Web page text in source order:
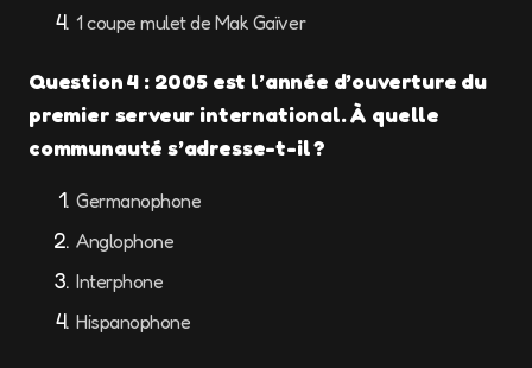
1 coupe mulet de Mak Gaïver
Question 4 : 2005 est l’année d’ouverture du
premier serveur international. À quelle
communauté s’adresse-t-il ?
Germanophone
Anglophone
Interphone
Hispanophone